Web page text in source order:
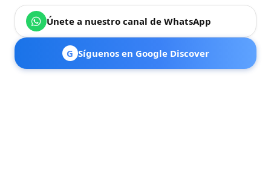
Únete a nuestro canal de WhatsApp
G Síguenos en Google Discover